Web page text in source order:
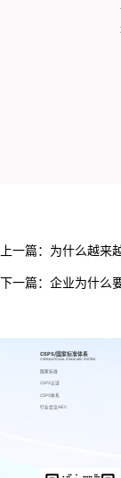
上一篇： 为什么越来
下一篇： 企业为什么
CSPS/国家标准体系
CSPS/NATIONAL STANDARD SYSTEM
国家标准
CSPS认证
CSPS体系
行业会议AIEC